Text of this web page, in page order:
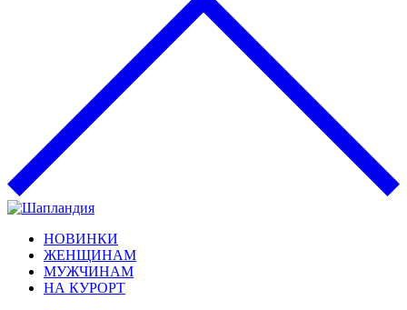
НОВИНКИ
ЖЕНЩИНАМ
МУЖЧИНАМ
НА КУРОРТ